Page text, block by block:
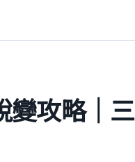
變攻略｜